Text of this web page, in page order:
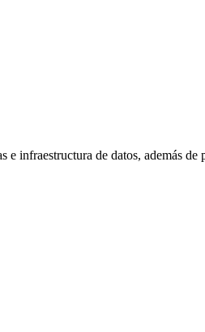
de datos, además de